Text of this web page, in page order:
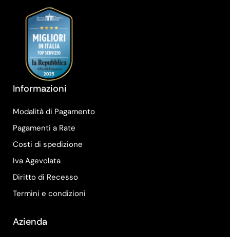
Informazioni
Modalità di Pagamento
Pagamenti a Rate
Costi di spedizione
Iva Agevolata
Diritto di Recesso
Termini e condizioni
Azienda